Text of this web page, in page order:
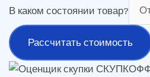
В каком состоянии товар?
Рассчитать стоимость